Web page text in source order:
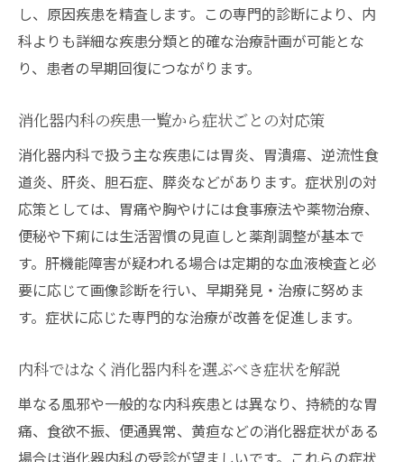
し、原因疾患を精査します。この専門的診断により、内
科よりも詳細な疾患分類と的確な治療計画が可能とな
り、患者の早期回復につながります。
消化器内科の疾患一覧から症状ごとの対応策
消化器内科で扱う主な疾患には胃炎、胃潰瘍、逆流性食
道炎、肝炎、胆石症、膵炎などがあります。症状別の対
応策としては、胃痛や胸やけには食事療法や薬物治療、
便秘や下痢には生活習慣の見直しと薬剤調整が基本で
す。肝機能障害が疑われる場合は定期的な血液検査と必
要に応じて画像診断を行い、早期発見・治療に努めま
す。症状に応じた専門的な治療が改善を促進します。
内科ではなく消化器内科を選ぶべき症状を解説
単なる風邪や一般的な内科疾患とは異なり、持続的な胃
痛、食欲不振、便通異常、黄疸などの消化器症状がある
場合は消化器内科の受診が望ましいです。これらの症状